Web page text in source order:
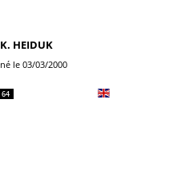
K. HEIDUK
né le 03/03/2000
64